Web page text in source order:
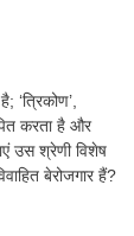
‘त्रिकोण’,
करता है और
उस श्रेणी विशेष
बेरोजगार हैं?